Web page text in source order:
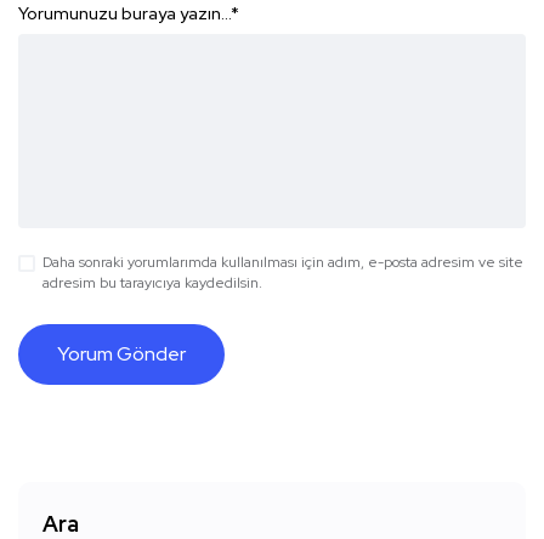
Yorumunuzu buraya yazın... *
Daha sonraki yorumlarımda kullanılması için adım, e-posta adresim ve site
adresim bu tarayıcıya kaydedilsin.
Ara